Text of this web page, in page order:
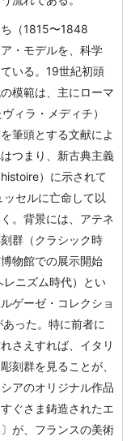
（1815〜1848
・モデルを、科学
いる。19世紀初頭
模範は、主にローマ
ィラ・メディチ）
筆頭とする文献によ
つまり、新古典主義
）に示されて
セルに亡命して以
。背景には、アテネ
群（クラシック時
物館での展示開始
レニズム時代）とい
ゲーゼ・コレクショ
った。特に前者に
さえすれば、イタリ
刻群を見ることが、
アのオリジナル作品
ぐさま鋳造されたエ
が、フランスの美術